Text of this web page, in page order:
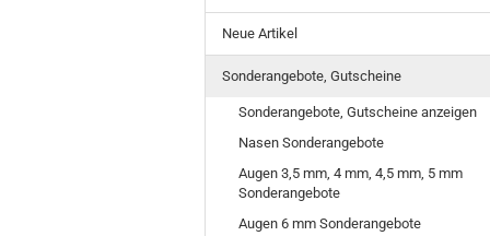
Neue Artikel
Sonderangebote, Gutscheine
Sonderangebote, Gutscheine anzeigen
Nasen Sonderangebote
Augen 3,5 mm, 4 mm, 4,5 mm, 5 mm
Sonderangebote
Augen 6 mm Sonderangebote